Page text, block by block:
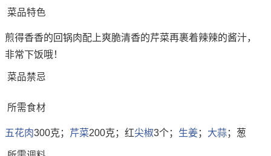
菜品特色
煎得香香的回锅肉配上爽脆清香的芹菜再裹着辣辣的酱汁，
非常下饭哦！
菜品禁忌
所需食材
五花肉300克； 芹菜200克；红尖椒3个； 生姜； 大蒜；葱